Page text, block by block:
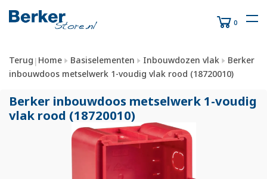
0
Terug | Home Basiselementen Inbouwdozen vlak
Berker
inbouwdoos metselwerk 1-voudig vlak rood (18720010)
Berker inbouwdoos metselwerk 1-voudig
vlak rood (18720010)